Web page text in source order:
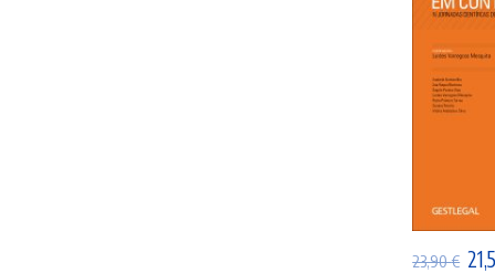
23,90€ O